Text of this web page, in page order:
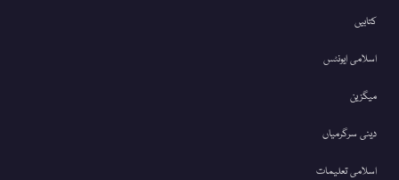
کتابیں
اسلامی ایونٹس
میگزین
دینی سرگرمیاں
اسلامی تعلیمات